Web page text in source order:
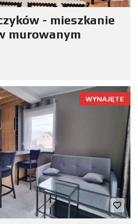
- mieszkanie
murowanym
WYNAJĘTE